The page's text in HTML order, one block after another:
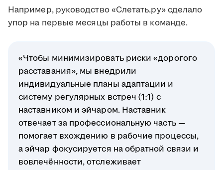
Например, руководство «Слетать.ру» сделало
упор на первые месяцы работы в команде.
«Чтобы минимизировать риски «дорогого
расставания», мы внедрили
индивидуальные планы адаптации и
систему регулярных встреч (1:1) с
наставником и эйчаром. Наставник
отвечает за профессиональную часть —
помогает вхождению в рабочие процессы,
а эйчар фокусируется на обратной связи и
вовлечённости, отслеживает